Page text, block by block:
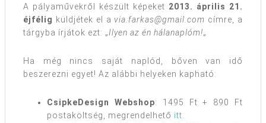
A pályaművekről készült képeket 2013. április 21.
éjfélig küldjétek el a via.farkas@gmail.com címre, a
tárgyba írjátok ezt: „Ilyen az én hálanaplóm!„
Ha még nincs saját naplód, bőven van idő
beszerezni egyet! Az alábbi helyeken kapható:
CsipkeDesign Webshop: 1495 Ft + 890 Ft
postaköltség, megrendelhető itt.